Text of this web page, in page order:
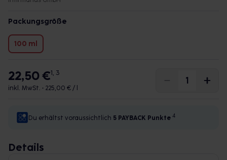
Packungsgröße
100 ml
22,50 €1, 3
inkl. MwSt. • 225,00 € / l
Du erhältst voraussichtlich 5 PAYBACK Punkte 4
Details